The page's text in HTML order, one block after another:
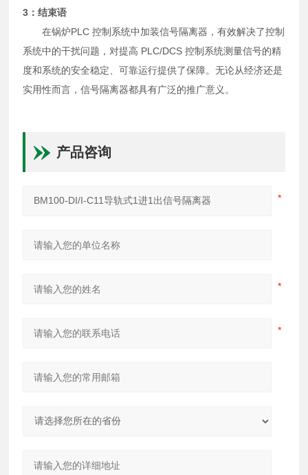
3：结束语
在锅炉PLC 控制系统中加装信号隔离器，有效解决了控制
系统中的干扰问题，对提高 PLC/DCS 控制系统测量信号的精
度和系统的安全稳定、可靠运行提供了保障。无论从经济还是
实用性而言，信号隔离器都具有广泛的推广意义。
产品咨询